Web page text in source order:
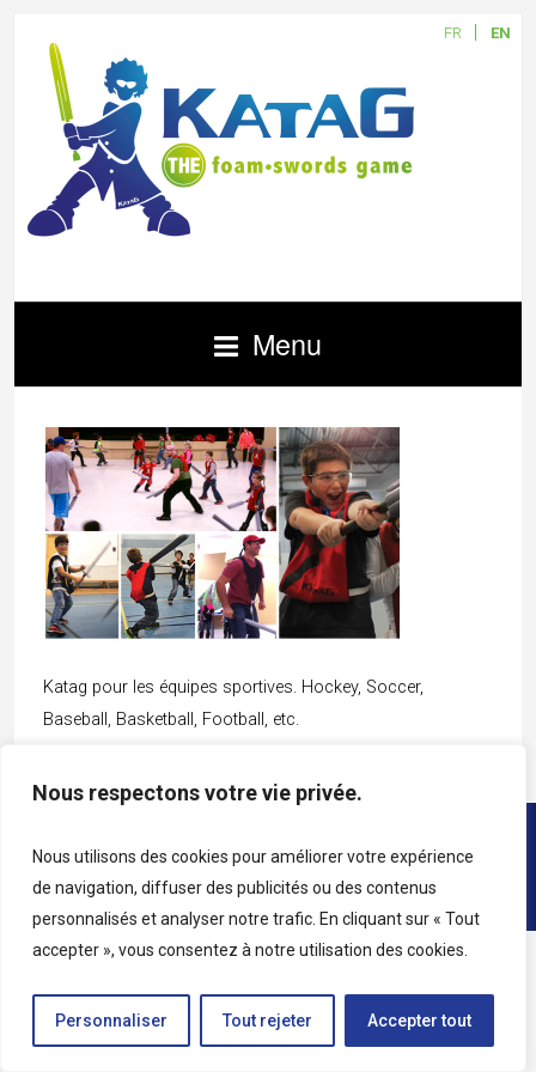
Nous respectons votre vie privée.
Nous utilisons des cookies pour améliorer votre expérience
de navigation, diffuser des publicités ou des contenus
personnalisés et analyser notre trafic. En cliquant sur « Tout
accepter », vous consentez à notre utilisation des cookies.
Personnaliser Tout rejeter Accepter tout
FR EN
Menu
Katag pour les équipes sportives. Hockey, Soccer,
Baseball, Basketball, Football, etc.